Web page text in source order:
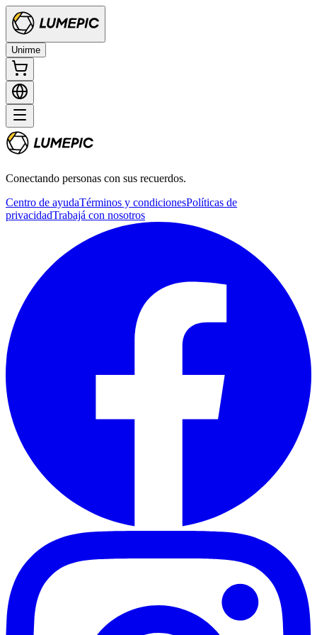
Unirme
Conectando personas con sus recuerdos.
Centro de ayudaTérminos y condicionesPolíticas de
privacidadTrabajá con nosotros